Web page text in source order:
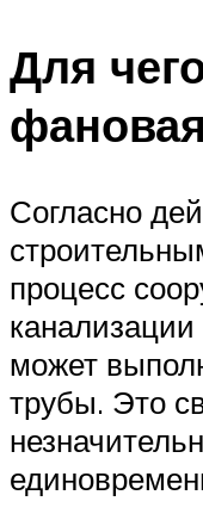
Для
Согласно
процесс
может
трубы. Это